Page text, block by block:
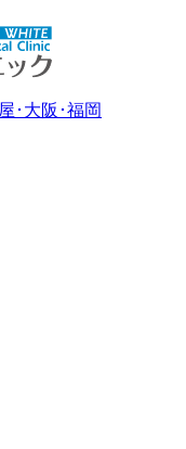
･ 大阪 ･福岡